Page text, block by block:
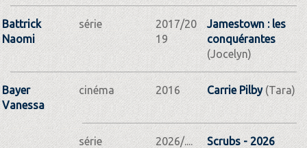
Battrick
Naomi
série
2017/20
19
Jamestown : les
conquérantes
(Jocelyn)
Bayer
Vanessa
cinéma 2016 Carrie Pilby(Tara)
série 2026/....
Scrubs - 2026